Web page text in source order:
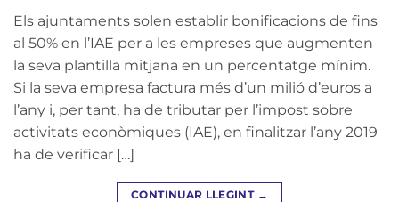
Els ajuntaments solen establir bonificacions de fins
al 50% en l’IAE per a les empreses que augmenten
la seva plantilla mitjana en un percentatge mínim.
Si la seva empresa factura més d’un milió d’euros a
l’any i, per tant, ha de tributar per l’impost sobre
activitats econòmiques (IAE), en finalitzar l’any 2019
ha de verificar […]
CONTINUAR LLEGINT →